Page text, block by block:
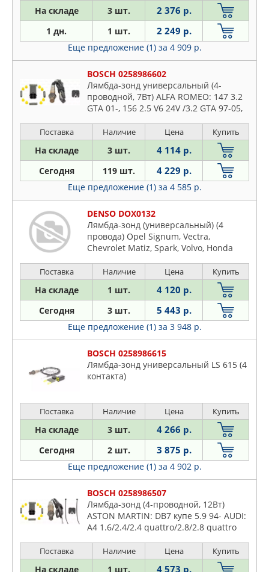
На складе 3 шт. 2 376 р.
1 дн. 1 шт. 2 249 р.
Еще предложение (1) за 4 909 р.
BOSCH 0258986602
Лямбда-зонд универсальный (4-
проводной, 7Вт) ALFA ROMEO: 147 3.2
GTA 01-, 156 2.5 V6 24V /3.2 GTA 97-05,
06, 159 1.9 JTS/2.2 JTS/3.2
Поставка Наличие Цена Купить
На складе 3 шт. 4 114 р.
Сегодня 119 шт. 4 229 р.
Еще предложение (1) за 4 585 р.
DENSO DOX0132
Лямбда-зонд (универсальный) (4
провода) Opel Signum, Vectra,
Chevrolet Matiz, Spark, Volvo, Honda
Поставка Наличие Цена Купить
На складе 1 шт. 4 120 р.
Сегодня 3 шт. 5 443 р.
Еще предложение (1) за 3 948 р.
BOSCH 0258986615
Лямбда-зонд универсальный LS 615 (4
контакта)
Поставка Наличие Цена Купить
На складе 3 шт. 4 266 р.
Сегодня 2 шт. 3 875 р.
Еще предложение (1) за 4 902 р.
BOSCH 0258986507
Лямбда-зонд (4-проводной, 12Вт)
ASTON MARTIN: DB7 купе 5.9 94- AUDI:
A4 1.6/2.4/2.4 quattro/2.8/2.8 quattro
1.6/2
Поставка Наличие Цена Купить
На складе 1 шт. 4 573 р.